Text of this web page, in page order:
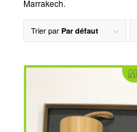
Marrakech.
Trier par Par défaut